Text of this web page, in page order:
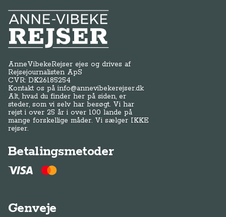
Anne-Vibeke Rejser
AnneVibekeRejser ejes og drives af
Rejsejournalisten ApS
CVR: DK26185254
Kontakt os påinfo@annevibekerejser.dk
Alt, hvad du finder her på siden, er
steder, som vi selv har besøgt. Vi har
rejst i over 25 år i over 100 lande på
mange forskellige måder. Vi sælger IKKE
rejser.
Betalingsmetoder
Genveje